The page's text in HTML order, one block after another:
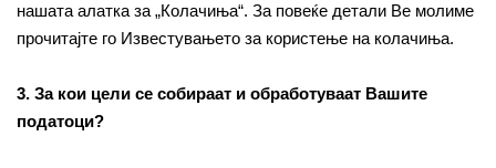
нашата алатка за „Колачиња“. За повеќе детали Ве молиме
прочитајте го Известувањето за користење на колачиња.
3. За кои цели се собираат и обработуваат Вашите
податоци?